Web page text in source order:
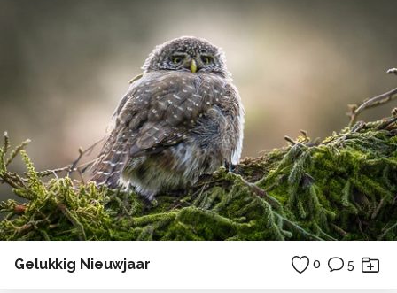
Gelukkig Nieuwjaar 0 5